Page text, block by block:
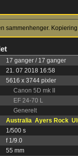
sammenhenger.
17 ganger / 17 ganger
21. 07 2018 16:58
5616 x 3744 pixler
Canon 5D mk II
EF 24-70 L
Generelt
Australia Ayers Rock
1/500 s
f 1/9.0
55 mm